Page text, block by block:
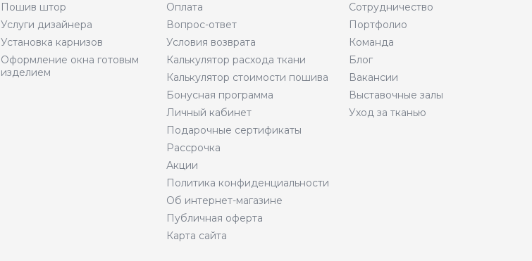
Пошив штор
Услуги дизайнера
Установка карнизов
Оформление окна готовым
изделием
Оплата
Вопрос-ответ
Условия возврата
Калькулятор расхода ткани
Калькулятор стоимости пошива
Бонусная программа
Личный кабинет
Подарочные сертификаты
Рассрочка
Акции
Политика конфиденциальности
Об интернет-магазине
Публичная оферта
Карта сайта
Сотрудничество
Портфолио
Команда
Блог
Вакансии
Выставочные залы
Уход за тканью